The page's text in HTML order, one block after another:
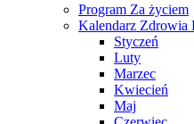
Program Za życiem
Kalendarz Zdrowia
Styczeń
Luty
Marzec
Kwiecień
Maj